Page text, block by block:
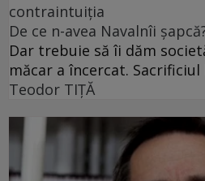
contraintuiția
De ce n-avea Navalnîi
Dar trebuie să îi dăm
măcar a încercat.
Teodor TIŢĂ